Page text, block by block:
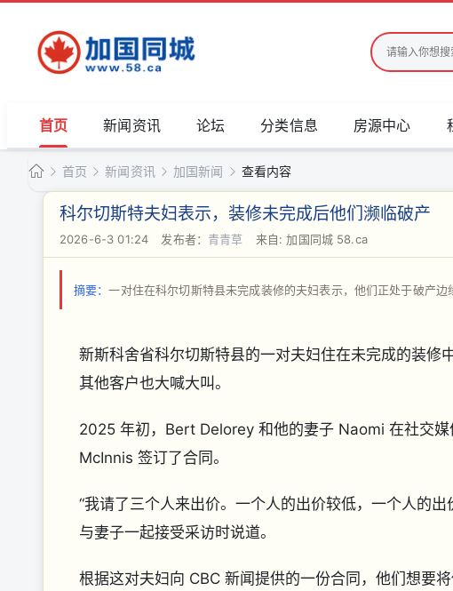
首页 新闻资讯 论坛 分类信息 房源中心
加
首页
›
新闻资讯
›
加国新闻
›
查看内容
科尔切斯特夫妇表示，装修未完成后他们濒临破产
2026-6-3 01:24 发布者： 青青草 来自: 加国同城 58.ca
摘要：一对住在科尔切斯特县未完成装修的夫妇表示，他们正处于破产边
新斯科舍省科尔切斯特县的一对夫妇住在未完成的装
其他客户也大喊大叫。
2025 年初，Bert Delorey 和他的妻子 Naomi 在社交
McInnis 签订了合同。
“我请了三个人来出价。一个人的出价较低，一个人的
与妻子一起接受采访时说道。
根据这对夫妇向 CBC 新闻提供的一份合同，他们想要